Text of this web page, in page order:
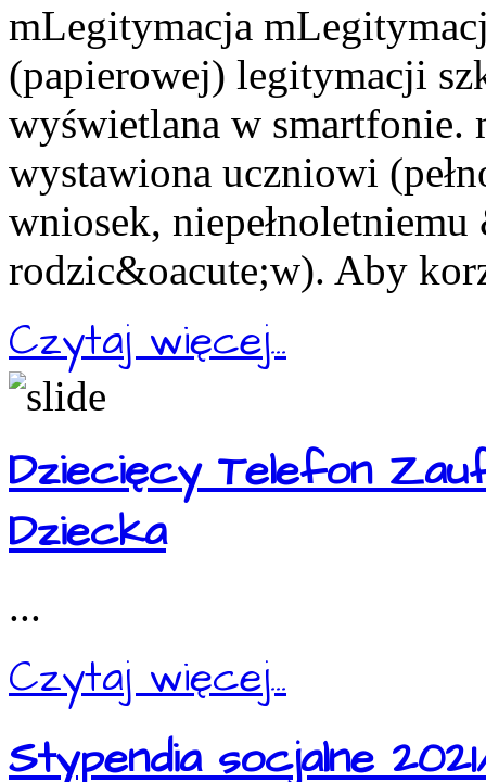
mLegitymacja
(papierowej) legitymacji
wyświetlana w smartfonie.
wystawiona uczniowi
wniosek,
rodzic&oacute;w). Aby
Czytaj więcej...
Dziecięcy Telefon
Dziecka
...
Czytaj więcej...
Stypendia socjalne